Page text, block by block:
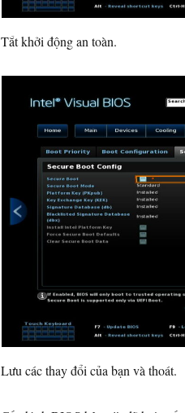
Tắt khởi động an toàn.
Lưu các thay đổi của bạn và thoát.